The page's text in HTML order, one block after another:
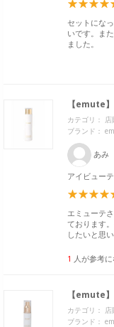
セットにな
いです。ま
ました。
【emute
カテゴリ： 店
ブランド：
あみ
アイビュー
エミューテ
ております
したいと思
1 人が参考
【emute
カテゴリ： 店
ブランド：